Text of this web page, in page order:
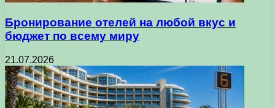
Бронирование отелей на любой вкус и
бюджет по всему миру
21.07.2026